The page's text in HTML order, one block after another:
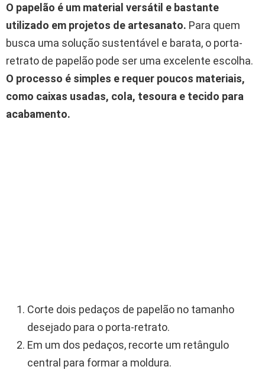
O papelão é um material versátil e bastante
utilizado em projetos de artesanato. Para quem
busca uma solução sustentável e barata, o porta-
retrato de papelão pode ser uma excelente escolha.
O processo é simples e requer poucos materiais,
como caixas usadas, cola, tesoura e tecido para
acabamento.
Corte dois pedaços de papelão no tamanho
desejado para o porta-retrato.
Em um dos pedaços, recorte um retângulo
central para formar a moldura.